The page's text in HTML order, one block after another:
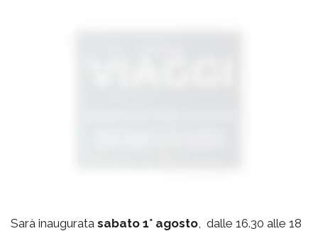
Sarà inaugurata sabato 1° agosto , dalle 16.30 alle 18